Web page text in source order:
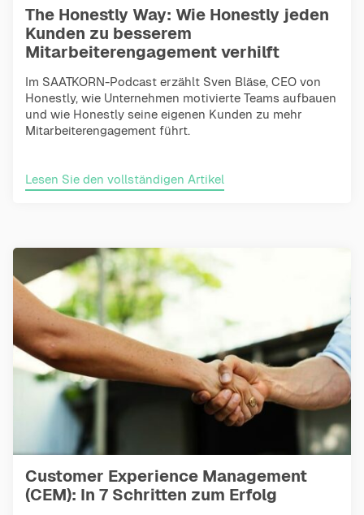
The Honestly Way: Wie Honestly jeden
Kunden zu besserem
Mitarbeiterengagement verhilft
Im SAATKORN-Podcast erzählt Sven Bläse, CEO von
Honestly, wie Unternehmen motivierte Teams aufbauen
und wie Honestly seine eigenen Kunden zu mehr
Mitarbeiterengagement führt.
Lesen Sie den vollständigen Artikel
Customer Experience Management
(CEM): In 7 Schritten zum Erfolg